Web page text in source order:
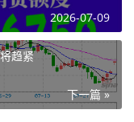
2026-07-09
趋紧
下一篇 »